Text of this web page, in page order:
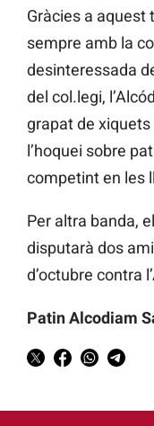
Gràcies a aquest
sempre amb la
desinteressada
del col.legi,
grapat de xiquets
l’hoquei sobre
competint en les
Per altra banda,
disputarà dos
d’octubre contra
Patin Alcodiam